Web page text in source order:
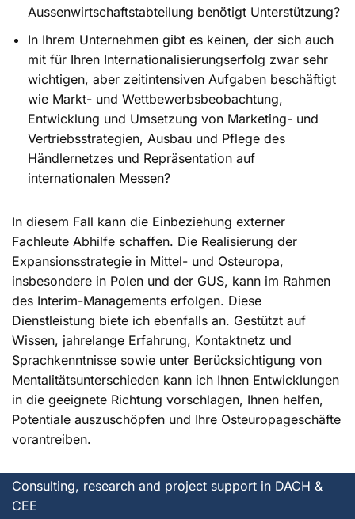
Aussenwirtschaftstabteilung benötigt Unterstützung?
In Ihrem Unternehmen gibt es keinen, der sich auch
mit für Ihren Internationalisierungserfolg zwar sehr
wichtigen, aber zeitintensiven Aufgaben beschäftigt
wie Markt- und Wettbewerbsbeobachtung,
Entwicklung und Umsetzung von Marketing- und
Vertriebsstrategien, Ausbau und Pflege des
Händlernetzes und Repräsentation auf
internationalen Messen?
In diesem Fall kann die Einbeziehung externer
Fachleute Abhilfe schaffen. Die Realisierung der
Expansionsstrategie in Mittel- und Osteuropa,
insbesondere in Polen und der GUS, kann im Rahmen
des Interim-Managements erfolgen. Diese
Dienstleistung biete ich ebenfalls an. Gestützt auf
Wissen, jahrelange Erfahrung, Kontaktnetz und
Sprachkenntnisse sowie unter Berücksichtigung von
Mentalitätsunterschieden kann ich Ihnen Entwicklungen
in die geeignete Richtung vorschlagen, Ihnen helfen,
Potentiale auszuschöpfen und Ihre Osteuropageschäfte
vorantreiben.
Consulting, research and project support in DACH &
CEE